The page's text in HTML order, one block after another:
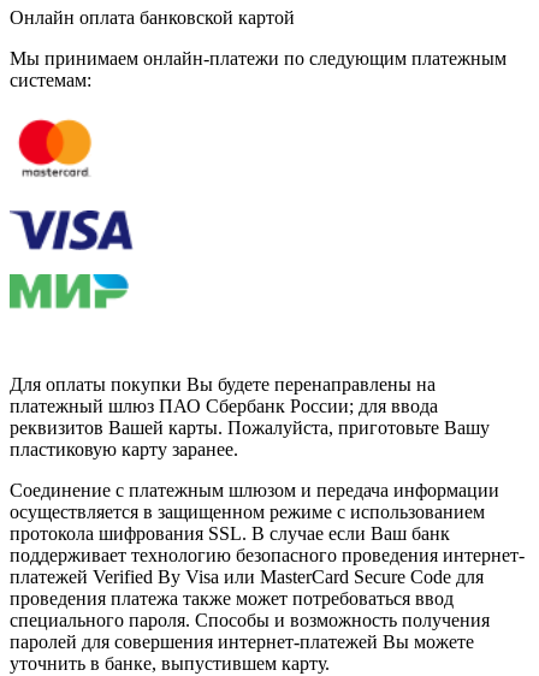
Онлайн оплата банковской картой
Мы принимаем онлайн-платежи по cледующим платежным
системам:
Для оплаты покупки Вы будете перенаправлены на
платежный шлюз ПАО Сбербанк России; для ввода
реквизитов Вашей карты. Пожалуйста, приготовьте Вашу
пластиковую карту заранее.
Соединение с платежным шлюзом и передача информации
осуществляется в защищенном режиме с использованием
протокола шифрования SSL. В случае если Ваш банк
поддерживает технологию безопасного проведения интернет-
платежей Verified By Visa или MasterCard Secure Code для
проведения платежа также может потребоваться ввод
специального пароля. Способы и возможность получения
паролей для совершения интернет-платежей Вы можете
уточнить в банке, выпустившем карту.